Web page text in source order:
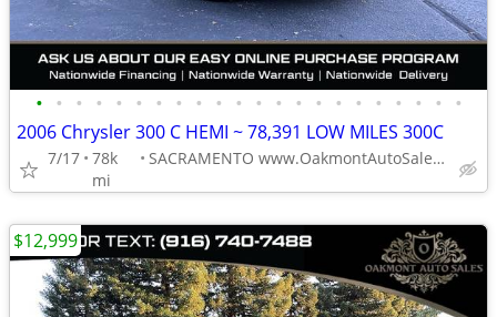
• • • • • • • • • • • • • • • • • • • • • •
2006 Chrysler 300 C HEMI ~ 78,391 LOW MILES 300C
7/17 78k
mi
SACRAMENTO www.OakmontAutoSales.com
$12,999